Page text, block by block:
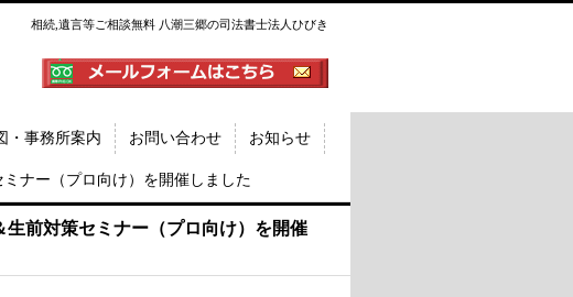
相続,遺言等ご相談無料 八潮三郷の司法書士法人ひびき
・事務所案内 お問い合わせ お知らせ
ナー（プロ向け）を開催しました
前対策セミナー（プロ向け）を開催